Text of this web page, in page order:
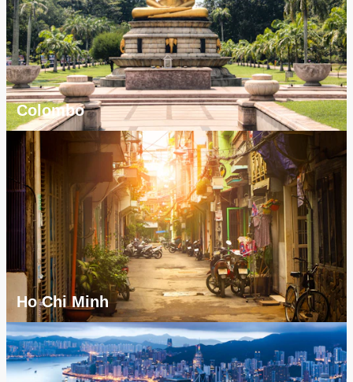
Colombo
Ho Chi Minh